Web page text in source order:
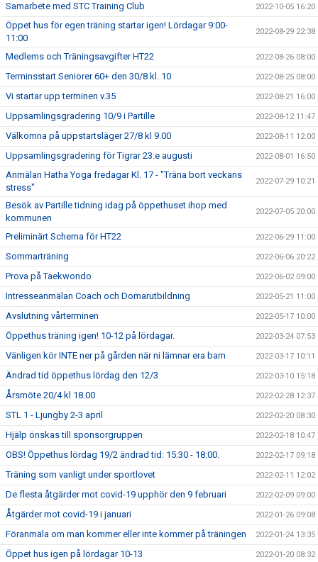
Samarbete med STC Training Club 2022-10-05 16:20
Öppet hus för egen träning startar igen! Lördagar 9:00-
11:00
2022-08-29 22:38
Medlems och Träningsavgifter HT22 2022-08-26 08:00
Terminsstart Seniorer 60+ den 30/8 kl. 10 2022-08-25 08:00
Vi startar upp terminen v.35 2022-08-21 16:00
Uppsamlingsgradering 10/9 i Partille 2022-08-12 11:47
Välkomna på uppstartsläger 27/8 kl 9.00 2022-08-11 12:00
Uppsamlingsgradering för Tigrar 23:e augusti 2022-08-01 16:50
Anmälan Hatha Yoga fredagar Kl. 17 - "Träna bort veckans
stress"
2022-07-29 10:21
Besök av Partille tidning idag på öppethuset ihop med
kommunen
2022-07-05 20:00
Preliminärt Schema för HT22 2022-06-29 11:00
Sommarträning 2022-06-06 20:22
Prova på Taekwondo 2022-06-02 09:00
Intresseanmälan Coach och Domarutbildning 2022-05-21 11:00
Avslutning vårterminen 2022-05-17 10:00
Öppethus träning igen! 10-12 på lördagar. 2022-03-24 07:53
Vänligen kör INTE ner på gården när ni lämnar era barn 2022-03-17 10:11
Ändrad tid öppethus lördag den 12/3 2022-03-10 15:18
Årsmöte 20/4 kl 18.00 2022-02-28 12:37
STL 1 - Ljungby 2-3 april 2022-02-20 08:30
Hjälp önskas till sponsorgruppen 2022-02-18 10:47
OBS! Öppethus lördag 19/2 ändrad tid: 15:30 - 18:00. 2022-02-17 09:18
Träning som vanligt under sportlovet 2022-02-11 12:02
De flesta åtgärder mot covid-19 upphör den 9 februari 2022-02-09 09:00
Åtgärder mot covid-19 i januari 2022-01-26 09:08
Föranmäla om man kommer eller inte kommer på träningen 2022-01-24 13:35
Öppet hus igen på lördagar 10-13 2022-01-20 08:32